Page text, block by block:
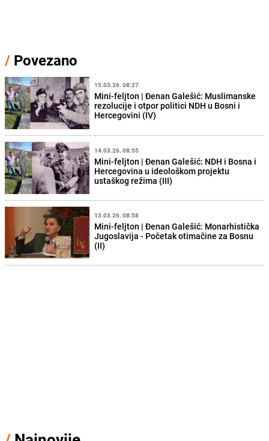
/ Povezano
15.03.26. 08:27
Mini-feljton | Đenan Galešić: Muslimanske
rezolucije i otpor politici NDH u Bosni i
Hercegovini (IV)
14.03.26. 08:55
Mini-feljton | Đenan Galešić: NDH i Bosna i
Hercegovina u ideološkom projektu
ustaškog režima (III)
13.03.26. 08:58
Mini-feljton | Đenan Galešić: Monarhistička
Jugoslavija - Početak otimačine za Bosnu
(II)